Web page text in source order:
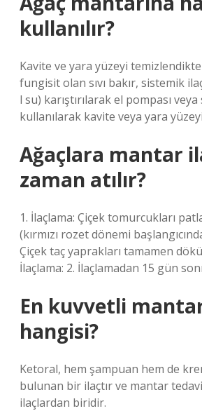
kullanılır?
Kavite ve yara yüzeyi
fungisit olan sıvı bakır, sistemik
l su) karıştırılarak el pompası veya
kullanılarak kavite veya yara
Ağaçlara mantar
zaman atılır?
1. İlaçlama: Çiçek tomurcukları
(kırmızı rozet dönemi
Çiçek taç yaprakları tamamen
İlaçlama: 2. İlaçlamadan 15 gün
En kuvvetli
hangisi?
Ketoral, hem şampuan hem de
bulunan bir ilaçtır ve mantar
ilaçlardan biridir.